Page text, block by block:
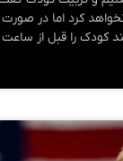
کرد اما در صورت